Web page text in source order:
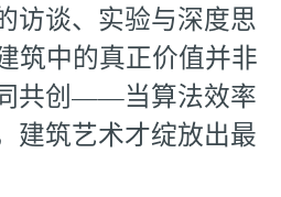
访谈、实验与深度思
筑中的真正价值并非
共创——当算法效率
建筑艺术才绽放出最